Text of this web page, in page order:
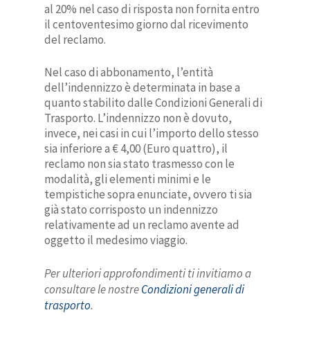
al 20% nel caso di risposta non fornita entro
il centoventesimo giorno dal ricevimento
del reclamo.
Nel caso di abbonamento, l’entità
dell’indennizzo è determinata in base a
quanto stabilito dalle Condizioni Generali di
Trasporto. L’indennizzo non è dovuto,
invece, nei casi in cui l’importo dello stesso
sia inferiore a € 4,00 (Euro quattro), il
reclamo non sia stato trasmesso con le
modalità, gli elementi minimi e le
tempistiche sopra enunciate, ovvero ti sia
già stato corrisposto un indennizzo
relativamente ad un reclamo avente ad
oggetto il medesimo viaggio.
Per ulteriori approfondimenti ti invitiamo a
consultare le nostreCondizioni generali di
trasporto.